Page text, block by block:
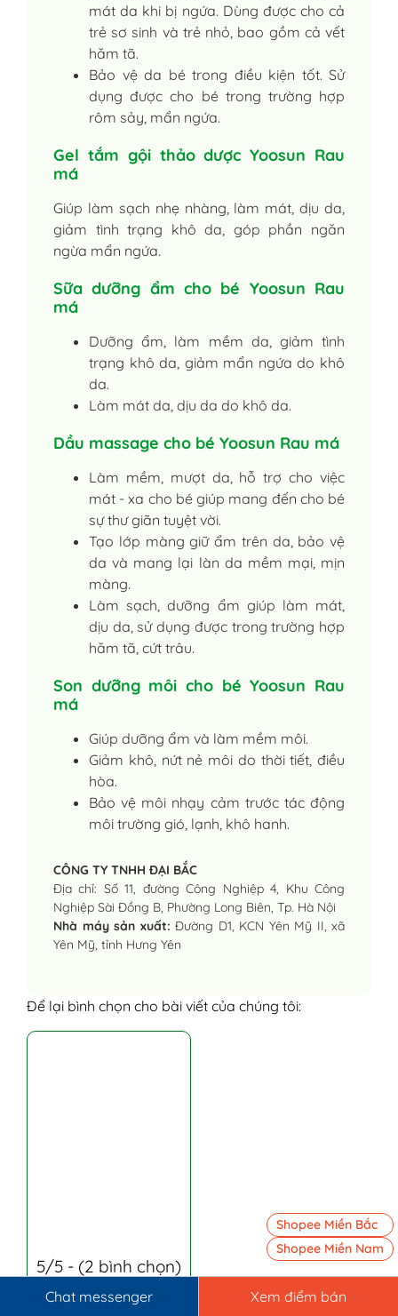
mát da khi bị ngứa. Dùng được cho cả
trẻ sơ sinh và trẻ nhỏ, bao gồm cả vết
hăm tã.
Bảo vệ da bé trong điều kiện tốt. Sử
dụng được cho bé trong trường hợp
rôm sảy, mẩn ngứa.
Gel tắm gội thảo dược Yoosun Rau
má
Giúp làm sạch nhẹ nhàng, làm mát, dịu da,
giảm tình trạng khô da, góp phần ngăn
ngừa mẩn ngứa.
Sữa dưỡng ẩm cho bé Yoosun Rau
má
Dưỡng ẩm, làm mềm da, giảm tình
trạng khô da, giảm mẩn ngứa do khô
da.
Làm mát da, dịu da do khô da.
Dầu massage cho bé Yoosun Rau má
Làm mềm, mượt da, hỗ trợ cho việc
mát - xa cho bé giúp mang đến cho bé
sự thư giãn tuyệt vời.
Tạo lớp màng giữ ẩm trên da, bảo vệ
da và mang lại làn da mềm mại, mịn
màng.
Làm sạch, dưỡng ẩm giúp làm mát,
dịu da, sử dụng được trong trường hợp
hăm tã, cứt trâu.
Son dưỡng môi cho bé Yoosun Rau
má
Giúp dưỡng ẩm và làm mềm môi.
Giảm khô, nứt nẻ môi do thời tiết, điều
hòa.
Bảo vệ môi nhạy cảm trước tác động
môi trường gió, lạnh, khô hanh.
CÔNG TY TNHH ĐẠI BẮC
Địa chỉ: Số 11, đường Công Nghiệp 4, Khu Công
Nghiệp Sài Đồng B, Phường Long Biên, Tp. Hà Nội
Nhà máy sản xuất: Đường D1, KCN Yên Mỹ II, xã
Yên Mỹ, tỉnh Hưng Yên
Để lại bình chọn cho bài viết của chúng tôi:
5/5 - (2 bình chọn)
Chat messenger Xem điểm bán
Shopee Miền Bắc
Shopee Miền Nam